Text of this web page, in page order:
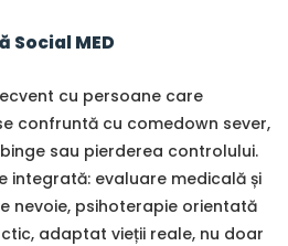
Social MED
cu persoane care
confruntă cu comedown sever,
sau pierderea controlului.
integrată: evaluare medicală și
nevoie, psihoterapie orientată
adaptat vieții reale, nu doar